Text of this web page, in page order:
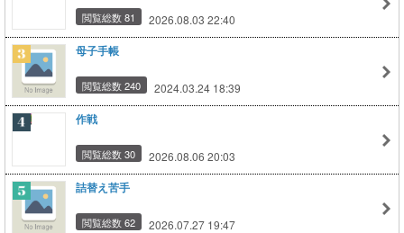
閲覧総数 81 2026.08.03 22:40
母子手帳
閲覧総数 240 2024.03.24 18:39
作戦
閲覧総数 30 2026.08.06 20:03
詰替え苦手
閲覧総数 62 2026.07.27 19:47